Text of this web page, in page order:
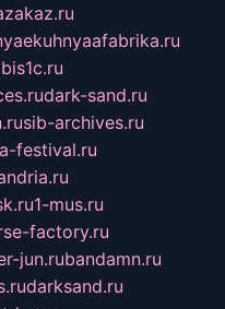
dark-sand.ru
sib-archives.ru
festival.ru
1-mus.ru
factory.ru
jun.rubandamn.ru
darksand.ru